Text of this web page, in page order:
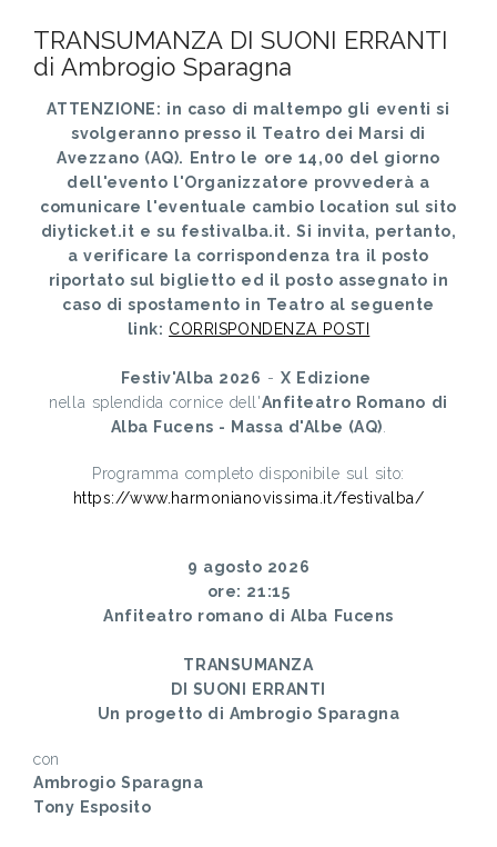
TRANSUMANZA DI SUONI ERRANTI
di Ambrogio Sparagna
ATTENZIONE: in caso di maltempo gli eventi si
svolgeranno presso il Teatro dei Marsi di
Avezzano (AQ).
Entro le ore 14,00 del giorno
dell'evento l'Organizzatore provvederà a
comunicare l'eventuale cambio location sul sito
diyticket.it e su festivalba.it. Si invita, pertanto,
a verificare la corrispondenza tra il posto
riportato sul biglietto ed il posto assegnato in
caso di spostamento in Teatro al seguente
link: CORRISPONDENZA POSTI
Festiv'Alba 2026 -X Edizione
nella splendida cornice dell'Anfiteatro Romano di
Alba Fucens - Massa d'Albe (AQ)
Programma completo disponibile sul sito:
https://www.harmonianovissima.it/festivalba/
9 agosto 2026
ore: 21:15
Anfiteatro romano di Alba Fucens
TRANSUMANZA
DI SUONI ERRANTI
Un progetto di Ambrogio Sparagna
con
Ambrogio Sparagna
Tony Esposito